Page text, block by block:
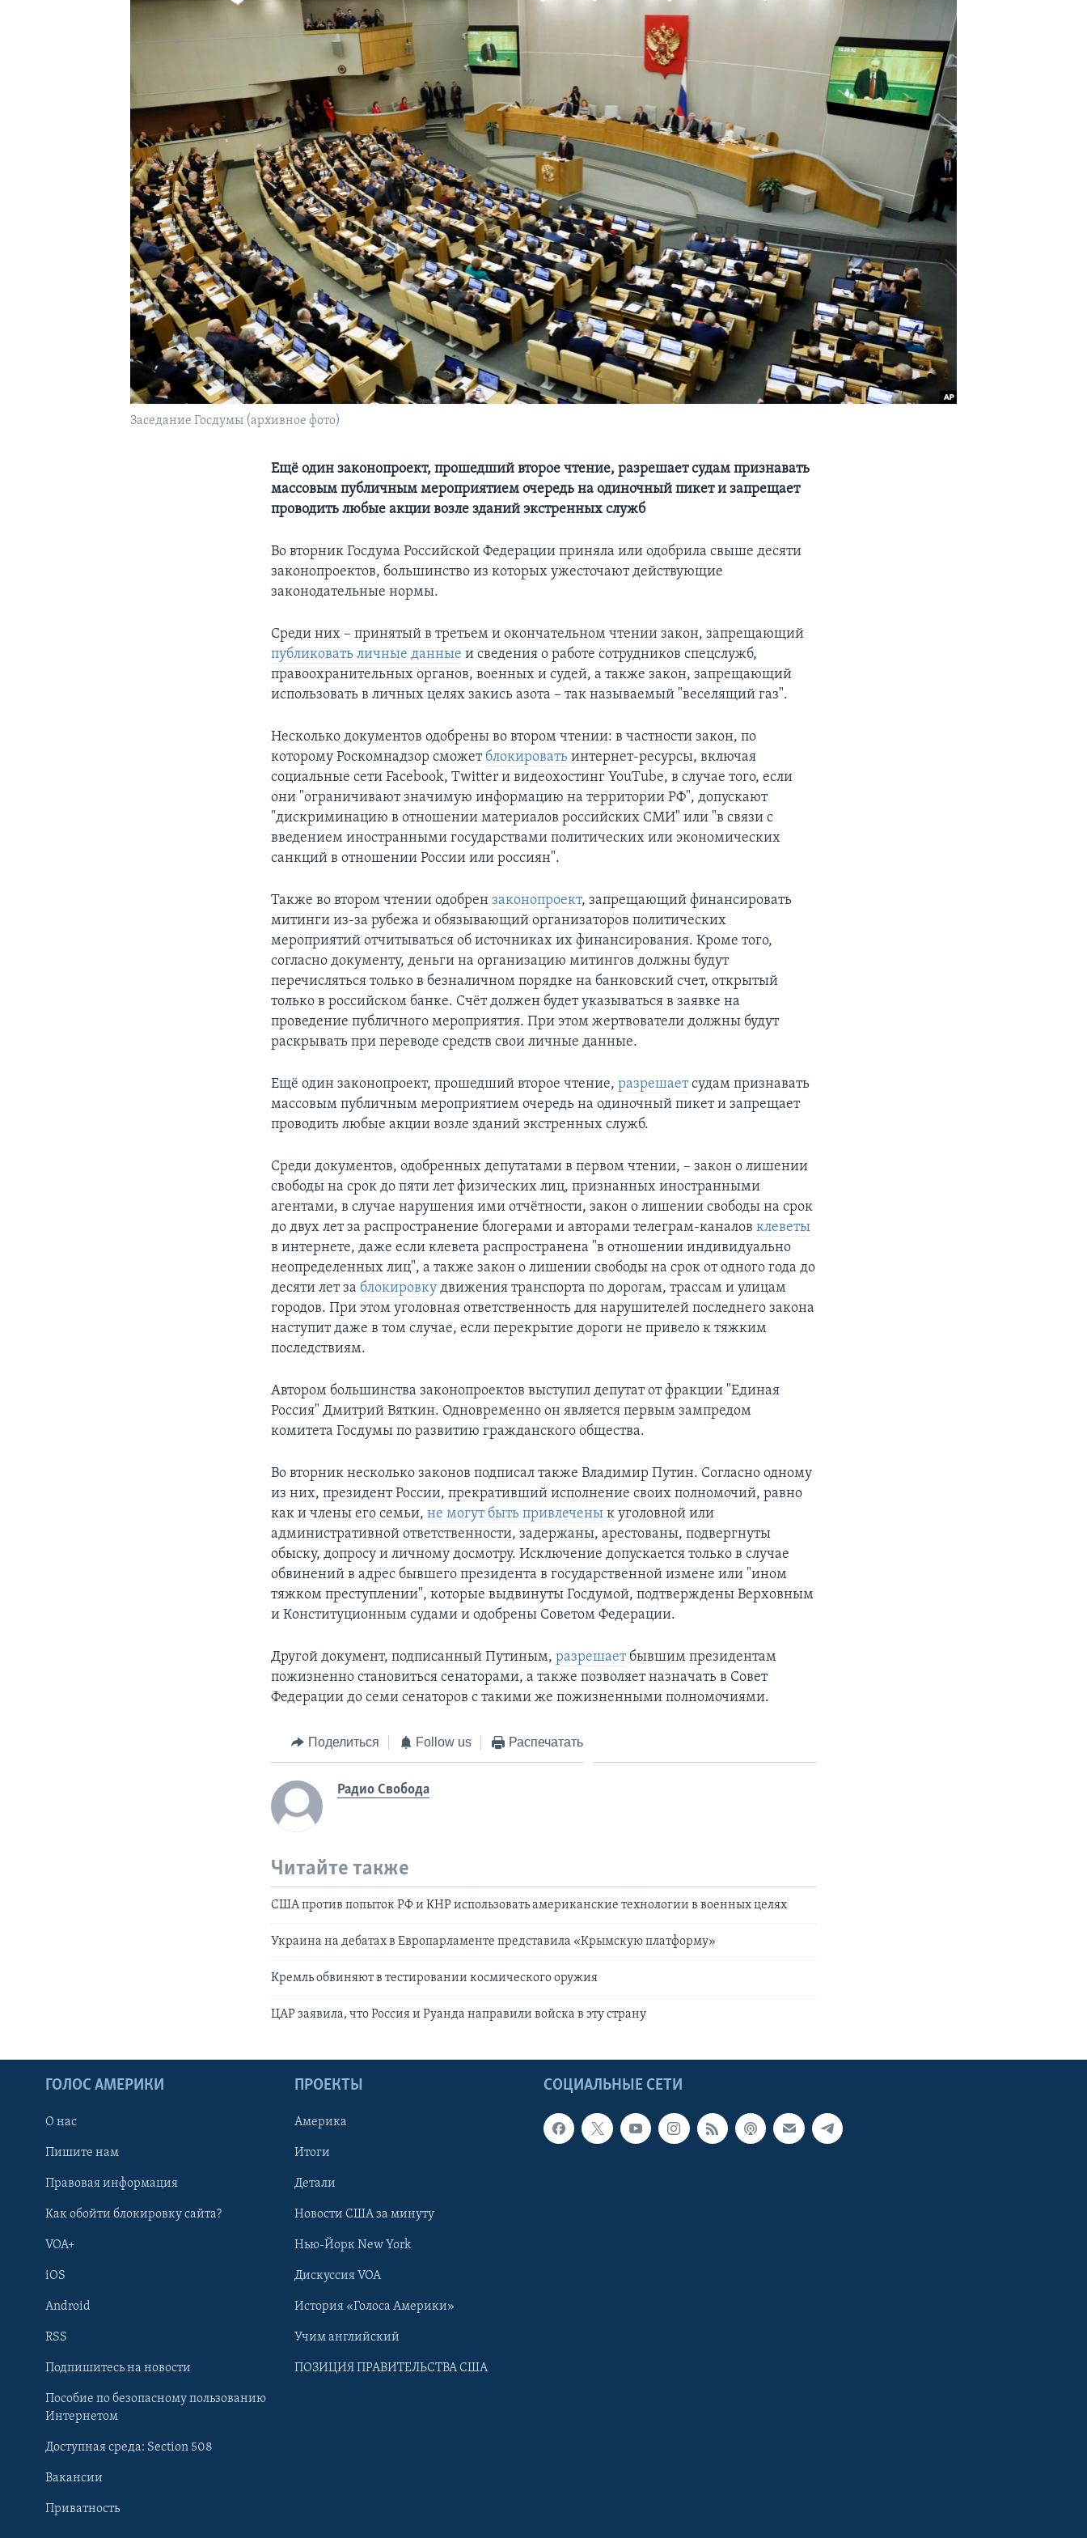
Learning English
Языки
Заседание Госдумы (архивное фото)
Ещё один законопроект, прошедший второе чтение, разрешает судам признавать
массовым публичным мероприятием очередь на одиночный пикет и запрещает
проводить любые акции возле зданий экстренных служб
Во вторник Госдума Российской Федерации приняла или одобрила свыше десяти
законопроектов, большинство из которых ужесточают действующие
законодательные нормы.
Среди них – принятый в третьем и окончательном чтении закон, запрещающий
публиковать личные данные и сведения о работе сотрудников спецслужб,
правоохранительных органов, военных и судей, а также закон, запрещающий
использовать в личных целях закись азота – так называемый "веселящий газ".
Несколько документов одобрены во втором чтении: в частности закон, по
которому Роскомнадзор сможет блокировать интернет-ресурсы, включая
социальные сети Facebook, Twitter и видеохостинг YouTube, в случае того, если
они "ограничивают значимую информацию на территории РФ", допускают
"дискриминацию в отношении материалов российских СМИ" или "в связи с
введением иностранными государствами политических или экономических
санкций в отношении России или россиян".
Также во втором чтении одобрензаконопроект, запрещающий финансировать
митинги из-за рубежа и обязывающий организаторов политических
мероприятий отчитываться об источниках их финансирования. Кроме того,
согласно документу, деньги на организацию митингов должны будут
перечисляться только в безналичном порядке на банковский счет, открытый
только в российском банке. Счёт должен будет указываться в заявке на
проведение публичного мероприятия. При этом жертвователи должны будут
раскрывать при переводе средств свои личные данные.
Ещё один законопроект, прошедший второе чтение,разрешаетсудам признавать
массовым публичным мероприятием очередь на одиночный пикет и запрещает
проводить любые акции возле зданий экстренных служб.
Среди документов, одобренных депутатами в первом чтении, – закон о лишении
свободы на срок до пяти лет физических лиц, признанных иностранными
агентами, в случае нарушения ими отчётности, закон о лишении свободы на срок
до двух лет за распространение блогерами и авторами телеграм-каналовклеветы
в интернете, даже если клевета распространена "в отношении индивидуально
неопределенных лиц", а также закон о лишении свободы на срок от одного года до
десяти лет за блокировку движения транспорта по дорогам, трассам и улицам
городов. При этом уголовная ответственность для нарушителей последнего закона
наступит даже в том случае, если перекрытие дороги не привело к тяжким
последствиям.
Автором большинства законопроектов выступил депутат от фракции "Единая
Россия" Дмитрий Вяткин. Одновременно он является первым зампредом
комитета Госдумы по развитию гражданского общества.
Во вторник несколько законов подписал также Владимир Путин. Согласно одному
из них, президент России, прекративший исполнение своих полномочий, равно
как и члены его семьи,не могут быть привлечены к уголовной или
административной ответственности, задержаны, арестованы, подвергнуты
обыску, допросу и личному досмотру. Исключение допускается только в случае
обвинений в адрес бывшего президента в государственной измене или "ином
тяжком преступлении", которые выдвинуты Госдумой, подтверждены Верховным
и Конституционным судами и одобрены Советом Федерации.
Другой документ, подписанный Путиным,разрешаетбывшим президентам
пожизненно становиться сенаторами, а также позволяет назначать в Совет
Федерации до семи сенаторов с такими же пожизненными полномочиями.
Поделиться Follow us Распечатать
Радио Свобода
Читайте также
США против попыток РФ и КНР использовать американские технологии в военных целях
Украина на дебатах в Европарламенте представила «Крымскую платформу»
Кремль обвиняют в тестировании космического оружия
ЦАР заявила, что Россия и Руанда направили войска в эту страну
СОЦИАЛЬНЫЕ СЕТИ
ГОЛОС АМЕРИКИ
О нас
Пишите нам
Правовая информация
Как обойти блокировку сайта?
VOA+
iOS
Android
RSS
Подпишитесь на новости
Пособие по безопасному пользованию
Интернетом
Доступная среда: Section 508
Вакансии
Приватность
ПРОЕКТЫ
Америка
Итоги
Детали
Новости США за минуту
Нью-Йорк New York
Дискуссия VOA
История «Голоса Америки»
Учим английский
ПОЗИЦИЯ ПРАВИТЕЛЬСТВА США